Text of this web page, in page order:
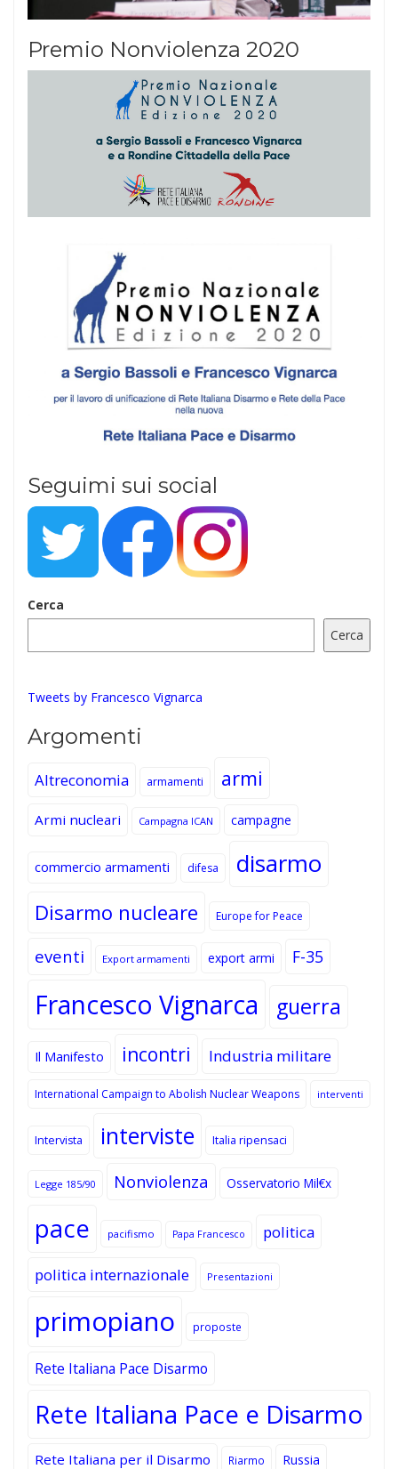
Premio Nonviolenza 2020
Seguimi sui social
Cerca
Cerca
Tweets by Francesco Vignarca
Argomenti
Altreconomia armamenti armi
Armi nucleari Campagna ICAN campagne
commercio armamenti difesa disarmo
Disarmo nucleare Europe for Peace
eventi Export armamenti export armi F-35
Francesco Vignarca guerra
Il Manifesto incontri Industria militare
International Campaign to Abolish Nuclear Weapons interventi
Intervista interviste Italia ripensaci
Legge 185/90 Nonviolenza Osservatorio Mil€x
pace pacifismo Papa Francesco politica
politica internazionale Presentazioni
primopiano proposte
Rete Italiana Pace Disarmo
Rete Italiana Pace e Disarmo
Rete Italiana per il Disarmo Riarmo Russia